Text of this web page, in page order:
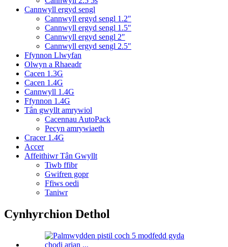
Cannwyll ergyd sengl
Cannwyll ergyd sengl 1.2″
Cannwyll ergyd sengl 1.5″
Cannwyll ergyd sengl 2″
Cannwyll ergyd sengl 2.5″
Ffynnon Llwyfan
Olwyn a Rhaeadr
Cacen 1.3G
Cacen 1.4G
Cannwyll 1.4G
Ffynnon 1.4G
Tân gwyllt amrywiol
Cacennau AutoPack
Pecyn amrywiaeth
Cracer 1.4G
Accer
Affeithiwr Tân Gwyllt
Tiwb ffibr
Gwifren gopr
Ffiws oedi
Taniwr
Cynhyrchion Dethol